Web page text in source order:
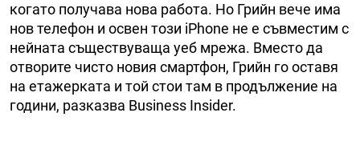
когато получава нова работа. Но Грийн вече има
нов телефон и освен този iPhone не е съвместим с
нейната съществуваща уеб мрежа. Вместо да
отворите чисто новия смартфон, Грийн го оставя
на етажерката и той стои там в продължение на
години, разказва Business Insider.